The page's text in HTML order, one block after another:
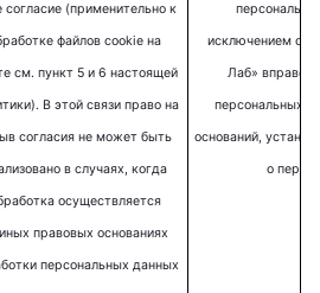
согласие (применительно к
файлов cookie на
см. пункт 5 и 6 настоящей
В этой связи право на
согласия не может быть
в случаях, когда
осуществляется
правовых основаниях
персональных данных
исключением
Лаб» вправе
персональных
оснований,
о